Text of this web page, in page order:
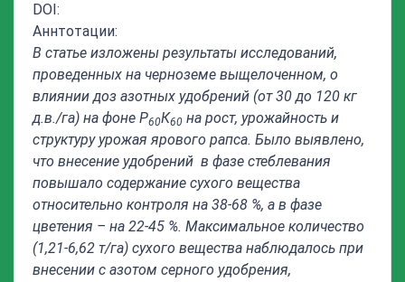
DOI:
Аннтотации:
В статье изложены результаты исследований,
проведенных на черноземе выщелоченном, о
влиянии доз азотных удобрений (от 30 до 120 кг
д.в./га) на фоне Р60К60 на рост, урожайность и
структуру урожая ярового рапса. Было выявлено,
что внесение удобрений в фазе стеблевания
повышало содержание сухого вещества
относительно контроля на 38-68 %, а в фазе
цветения – на 22-45 %. Максимальное количество
(1,21-6,62 т/га) сухого вещества наблюдалось при
внесении с азотом серного удобрения,